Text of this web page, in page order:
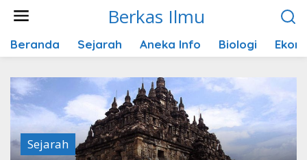
Lewati
konten
Berkas Ilmu
Beranda Sejarah Aneka Info Biologi
Sejarah